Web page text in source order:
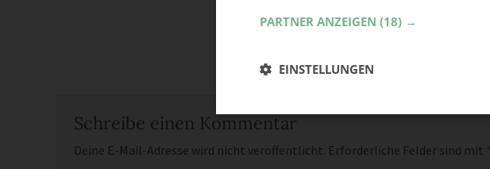
Schreibe einen Kommentar
Deine E-Mail-Adresse wird nicht veröffentlicht. Erforderliche Felder sind mit *
PARTNER ANZEIGEN (18) →
EINSTELLUNGEN